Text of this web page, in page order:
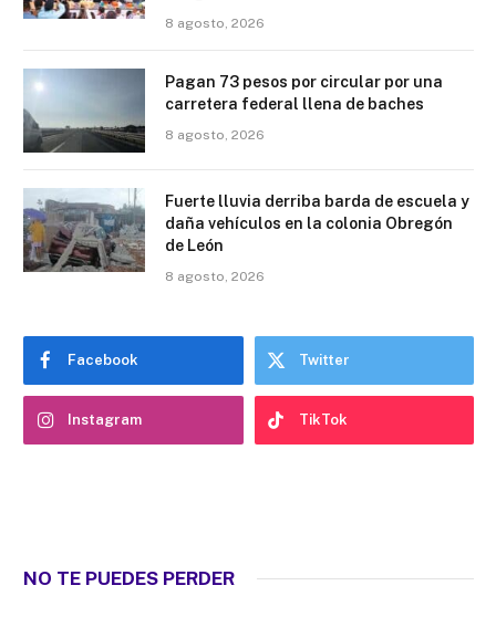
8 agosto, 2026
Pagan 73 pesos por circular por una
carretera federal llena de baches
8 agosto, 2026
Fuerte lluvia derriba barda de escuela y
daña vehículos en la colonia Obregón
de León
8 agosto, 2026
Facebook Twitter
Instagram TikTok
NO TE PUEDES PERDER